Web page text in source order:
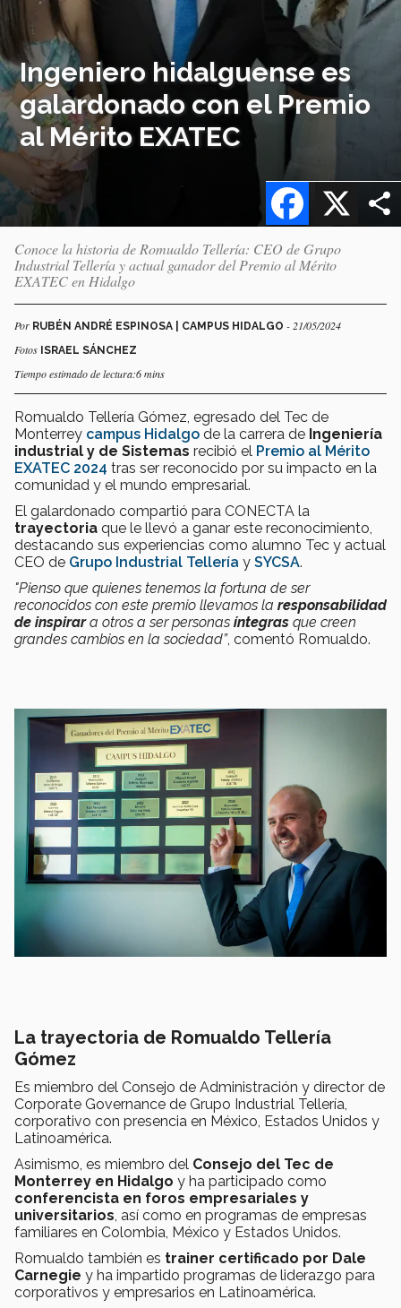
Ingeniero hidalguense es
galardonado con el Premio
al Mérito EXATEC
X
Facebook
Conoce la historia de Romualdo Tellería: CEO de Grupo
Industrial Tellería y actual ganador del Premio al Mérito
EXATEC en Hidalgo
Por RUBÉN ANDRÉ ESPINOSA | CAMPUS HIDALGO - 21/05/2024
Fotos ISRAEL SÁNCHEZ
Tiempo estimado de lectura:6 mins
Romualdo Tellería Gómez, egresado del Tec de
Monterrey campus Hidalgo de la carrera de Ingeniería
industrial y de Sistemas recibió el Premio al Mérito
EXATEC 2024 tras ser reconocido por su impacto en la
comunidad y el mundo empresarial.
El galardonado compartió para CONECTA la
trayectoria que le llevó a ganar este reconocimiento,
destacando sus experiencias como alumno Tec y actual
CEO de Grupo Industrial Tellería y SYCSA.
"Pienso que quienes tenemos la fortuna de ser
reconocidos con este premio llevamos la responsabilidad
de inspirara otros a ser personas íntegras que creen
grandes cambios en la sociedad”, comentó Romualdo.
La trayectoria de Romualdo Tellería
Gómez
Es miembro del Consejo de Administración y director de
Corporate Governance de Grupo Industrial Tellería,
corporativo con presencia en México, Estados Unidos y
Latinoamérica.
Asimismo, es miembro del Consejo del Tec de
Monterrey en Hidalgo y ha participado como
conferencista en foros empresariales y
universitarios, así como en programas de empresas
familiares en Colombia, México y Estados Unidos.
Romualdo también es trainer certificado por Dale
Carnegie y ha impartido programas de liderazgo para
corporativos y empresarios en Latinoamérica.